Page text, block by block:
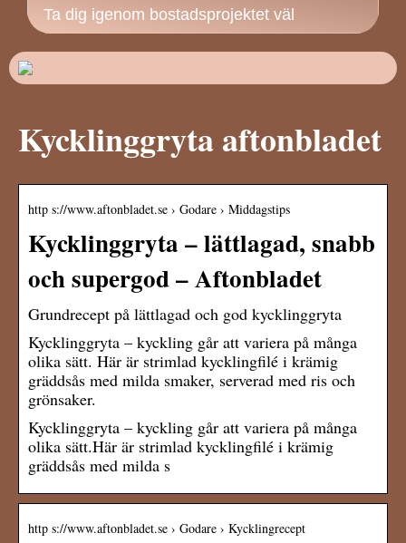
Ta dig igenom bostadsprojektet väl
Kycklinggryta aftonbladet
http s://www.aftonbladet.se › Godare › Middagstips
Kycklinggryta – lättlagad, snabb
och supergod – Aftonbladet
Grundrecept på lättlagad och god kycklinggryta
Kycklinggryta – kyckling går att variera på många
olika sätt. Här är strimlad kycklingfilé i krämig
gräddsås med milda smaker, serverad med ris och
grönsaker.
Kycklinggryta – kyckling går att variera på många
olika sätt.Här är strimlad kycklingfilé i krämig
gräddsås med milda s
http s://www.aftonbladet.se › Godare › Kycklingrecept